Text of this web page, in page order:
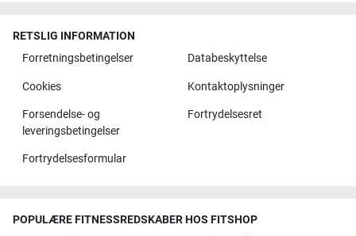
RETSLIG INFORMATION
Forretningsbetingelser
Databeskyttelse
Cookies Kontaktoplysninger
Forsendelse- og
leveringsbetingelser
Fortrydelsesret
Fortrydelsesformular
POPULÆRE FITNESSREDSKABER HOS FITSHOP